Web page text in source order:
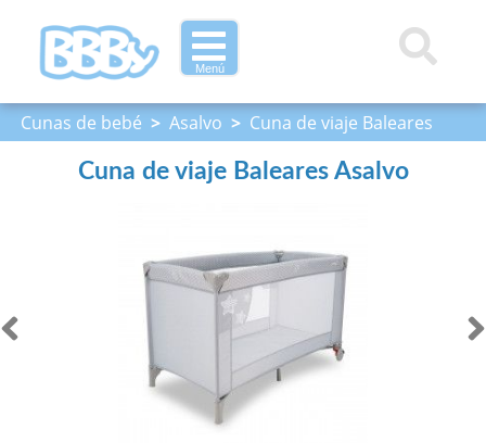
Menú
Cunas de bebé > Asalvo > Cuna de viaje Baleares
Asalvo
Cuna de viaje Baleares Asalvo